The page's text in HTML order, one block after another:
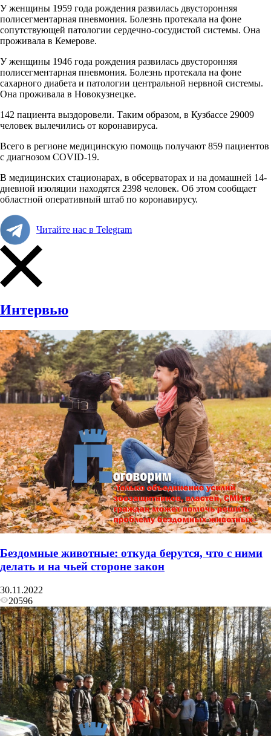
У женщины 1959 года рождения развилась двусторонняя
полисегментарная пневмония. Болезнь протекала на фоне
сопутствующей патологии сердечно-сосудистой системы. Она
проживала в Кемерове.
У женщины 1946 года рождения развилась двусторонняя
полисегментарная пневмония. Болезнь протекала на фоне
сахарного диабета и патологии центральной нервной системы.
Она проживала в Новокузнецке.
142 пациента выздоровели. Таким образом, в Кузбассе 29009
человек вылечились от коронавируса.
Всего в регионе медицинскую помощь получают 859 пациентов
с диагнозом COVID-19.
В медицинских стационарах, в обсерваторах и на домашней 14-
дневной изоляции находятся 2398 человек. Об этом сообщает
областной оперативный штаб по коронавирусу.
Читайте нас в Telegram
Интервью
Бездомные животные: откуда берутся, что с ними
делать и на чьей стороне закон
30.11.2022
20596